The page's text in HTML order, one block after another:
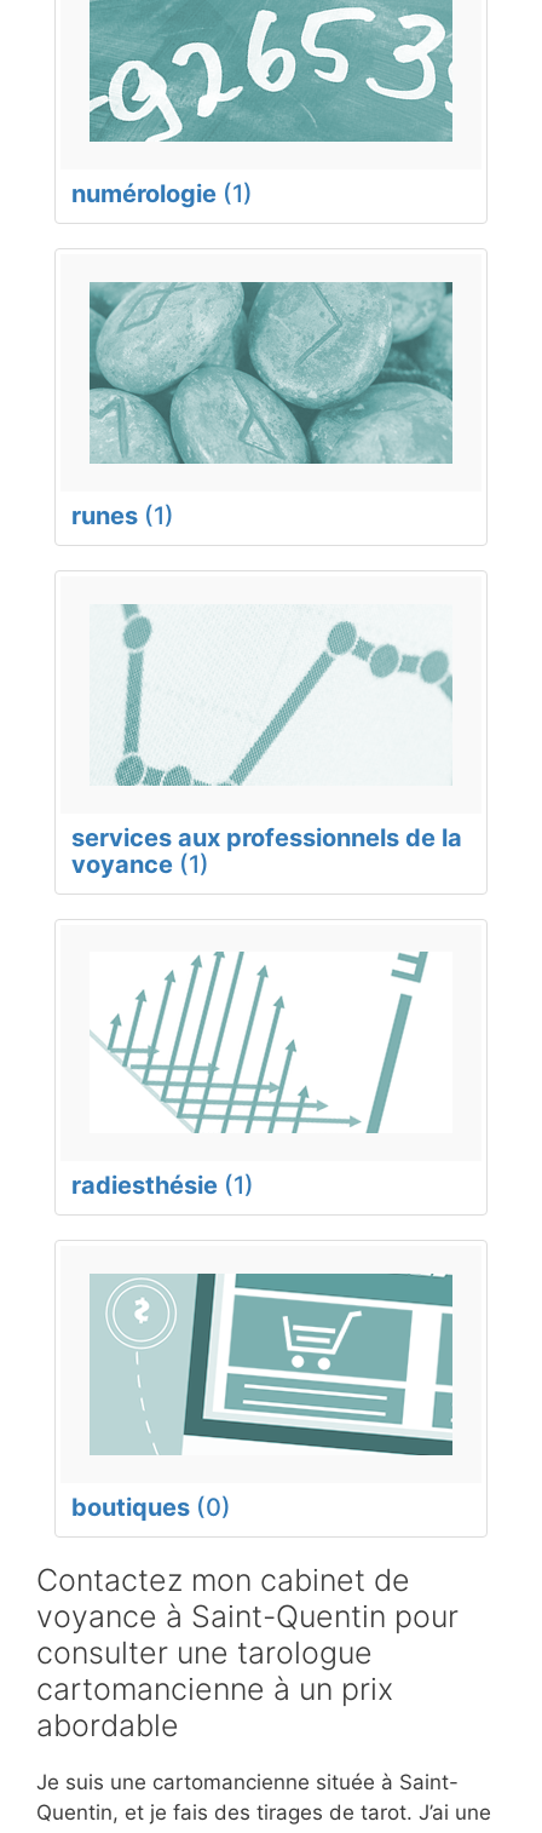
numérologie (1)
runes (1)
services aux professionnels de la
voyance (1)
radiesthésie (1)
boutiques (0)
Contactez mon cabinet de
voyance à Saint-Quentin pour
consulter une tarologue
cartomancienne à un prix
abordable
Je suis une cartomancienne située à Saint-
Quentin, et je fais des tirages de tarot. J’ai une